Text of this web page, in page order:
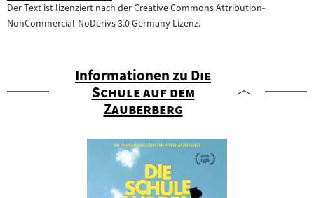
Der Text ist lizenziert nach der Creative Commons Attribution-
NonCommercial-NoDerivs 3.0 Germany Lizenz.
Informationen zu "
Die
Schule auf dem
Zauberberg"